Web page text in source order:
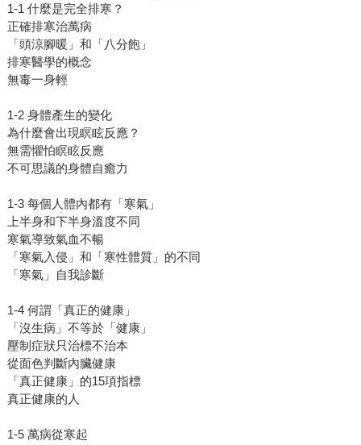
1-1 什麼是完全排寒？
正確排寒治萬病
「頭涼腳暖」和「八分飽」
排寒醫學的概念
無毒一身輕
1-2 身體產生的變化
為什麼會出現瞑眩反應？
無需懼怕瞑眩反應
不可思議的身體自癒力
1-3 每個人體內都有「寒氣」
上半身和下半身溫度不同
寒氣導致氣血不暢
「寒氣入侵」和「寒性體質」的不同
「寒氣」自我診斷
1-4 何謂「真正的健康」
「沒生病」不等於「健康」
壓制症狀只治標不治本
從面色判斷內臟健康
「真正健康」的15項指標
真正健康的人
1-5 萬病從寒起